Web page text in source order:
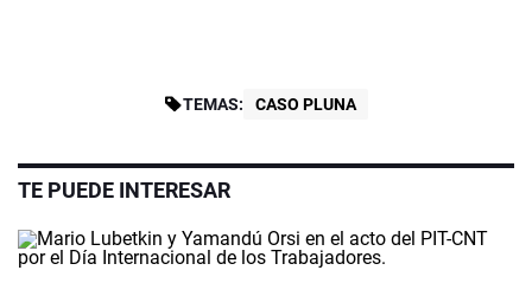
TEMAS: CASO PLUNA
TE PUEDE INTERESAR